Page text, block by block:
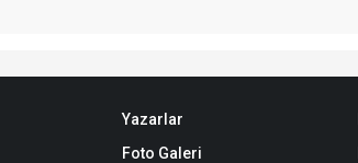
Yazarlar
Foto Galeri